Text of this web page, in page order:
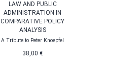
LAW AND PUBLIC
ADMINISTRATION IN
COMPARATIVE POLICY
ANALYSIS
A Tribute to Peter Knoepfel
38,00 €